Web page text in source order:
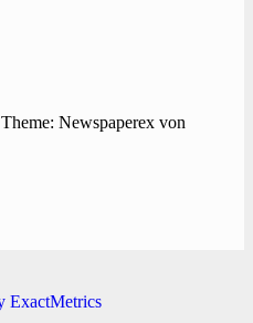
Theme: Newspaperex von